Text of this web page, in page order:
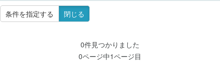
条件を指定する 閉じる
0件見つかりました
0ページ中1ページ目